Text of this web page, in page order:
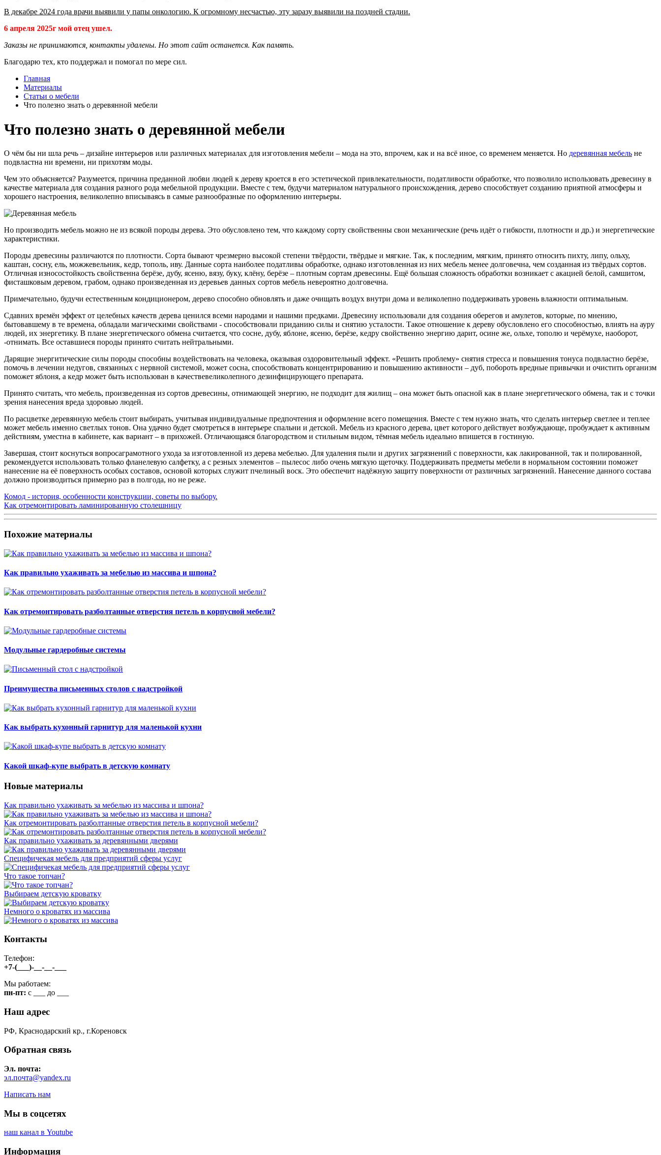
В декабре 2024 года врачи выявили у папы онкологию. К огромному несчастью, эту заразу выявили на поздней стадии.
6 апреля 2025г мой отец ушел.
Заказы не принимаются, контакты удалены. Но этот сайт останется. Как память.
Благодарю тех, кто поддержал и помогал по мере сил.
Главная
Материалы
Статьи о мебели
Что полезно знать о деревянной мебели
Что полезно знать о деревянной мебели
О чём бы ни шла речь – дизайне интерьеров или различных материалах для изготовления мебели – мода на это, впрочем, как и на всё иное, со временем меняется. Но деревянная мебель не
подвластна ни времени, ни прихотям моды.
Чем это объясняется? Разумеется, причина преданной любви людей к дереву кроется в его эстетической привлекательности, податливости обработке, что позволило использовать древесину в
качестве материала для создания разного рода мебельной продукции. Вместе с тем, будучи материалом натурального происхождения, дерево способствует созданию приятной атмосферы и
хорошего настроения, великолепно вписываясь в самые разнообразные по оформлению интерьеры.
Но производить мебель можно не из всякой породы дерева. Это обусловлено тем, что каждому сорту свойственны свои механические (речь идёт о гибкости, плотности и др.) и энергетические
характеристики.
Породы древесины различаются по плотности. Сорта бывают чрезмерно высокой степени твёрдости, твёрдые и мягкие. Так, к последним, мягким, принято относить пихту, липу, ольху,
каштан, сосну, ель, можжевельник, кедр, тополь, иву. Данные сорта наиболее податливы обработке, однако изготовленная из них мебель менее долговечна, чем созданная из твёрдых сортов.
Отличная износостойкость свойственна берёзе, дубу, ясеню, вязу, буку, клёну, берёзе – плотным сортам древесины. Ещё большая сложность обработки возникает с акацией белой, самшитом,
фисташковым деревом, грабом, однако произведенная из деревьев данных сортов мебель невероятно долговечна.
Примечательно, будучи естественным кондиционером, дерево способно обновлять и даже очищать воздух внутри дома и великолепно поддерживать уровень влажности оптимальным.
Сдавних времён эффект от целебных качеств дерева ценился всеми народами и нашими предками. Древесину использовали для создания оберегов и амулетов, которые, по мнению,
бытовавшему в те времена, обладали магическими свойствами - способствовали приданию силы и снятию усталости. Такое отношение к дереву обусловлено его способностью, влиять на ауру
людей, их энергетику. В плане энергетического обмена считается, что сосне, дубу, яблоне, ясеню, берёзе, кедру свойственно энергию дарит, осине же, ольхе, тополю и черёмухе, наоборот,
-отнимать. Все оставшиеся породы принято считать нейтральными.
Дарящие энергитические силы породы способны воздействовать на человека, оказывая оздоровительный эффект. «Решить проблему» снятия стресса и повышения тонуса подвластно берёзе,
помочь в лечении недугов, связанных с нервной системой, может сосна, способствовать концентрированию и повышению активности – дуб, побороть вредные привычки и очистить организм
поможет яблоня, а кедр может быть использован в качествевеликолепного дезинфицирующего препарата.
Принято считать, что мебель, произведенная из сортов древесины, отнимающей энергию, не подходит для жилищ – она может быть опасной как в плане энергетического обмена, так и с точки
зрения нанесения вреда здоровью людей.
По расцветке деревянную мебель стоит выбирать, учитывая индивидуальные предпочтения и оформление всего помещения. Вместе с тем нужно знать, что сделать интерьер светлее и теплее
может мебель именно светлых тонов. Она удачно будет смотреться в интерьере спальни и детской. Мебель из красного дерева, цвет которого действует возбуждающе, пробуждает к активным
действиям, уместна в кабинете, как вариант – в прихожей. Отличающаяся благородством и стильным видом, тёмная мебель идеально впишется в гостиную.
Завершая, стоит коснуться вопросаграмотного ухода за изготовленной из дерева мебелью. Для удаления пыли и других загрязнений с поверхности, как лакированной, так и полированной,
рекомендуется использовать только фланелевую салфетку, а с резных элементов – пылесос либо очень мягкую щеточку. Поддерживать предметы мебели в нормальном состоянии поможет
нанесение на её поверхность особых составов, основой которых служит пчелиный воск. Это обеспечит надёжную защиту поверхности от различных загрязнений. Нанесение данного состава
должно производиться примерно раз в полгода, но не реже.
Комод - история, особенности конструкции, советы по выбору.
Как отремонтировать ламинированную столешницу
Похожие материалы
Как правильно ухаживать за мебелью из массива и шпона?
Как отремонтировать разболтанные отверстия петель в корпусной мебели?
Модульные гардеробные системы
Преимущества письменных столов с надстройкой
Как выбрать кухонный гарнитур для маленькой кухни
Какой шкаф-купе выбрать в детскую комнату
Новые материалы
Как правильно ухаживать за мебелью из массива и шпона?
Как отремонтировать разболтанные отверстия петель в корпусной мебели?
Как правильно ухаживать за деревянными дверями
Специфичекая мебель для предприятий сферы услуг
Что такое топчан?
Выбираем детскую кроватку
Немного о кроватях из массива
Контакты
Телефон:
+7-(___)-__-__-___
Мы работаем:
пн-пт: c ___ до ___
Наш адрес
РФ, Краснодарский кр., г.Кореновск
Обратная связь
Эл. почта:
эл.почта@yandex.ru
Написать нам
Мы в соцсетях
наш канал в Youtube
Информация